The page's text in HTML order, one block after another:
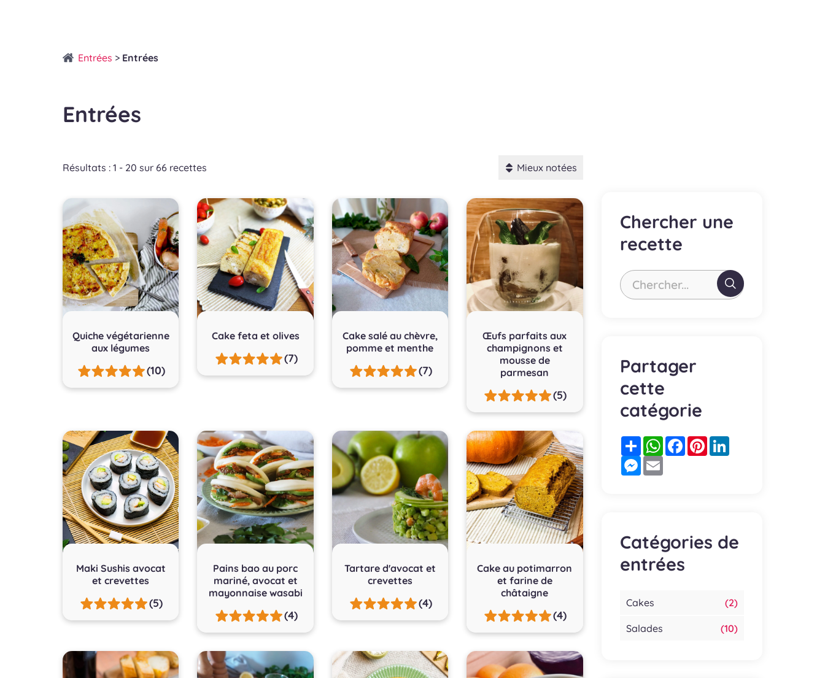
Entrées > Entrées
Entrées
Résultats : 1 - 20 sur 66 recettes Mieux notées
Quiche végétarienne
aux légumes
(10)
Cake feta et olives
(7)
Cake salé au chèvre,
pomme et menthe
(7)
Œufs parfaits aux
champignons et
mousse de
parmesan
(5)
Maki Sushis avocat
et crevettes
(5)
Pains bao au porc
mariné, avocat et
mayonnaise wasabi
(4)
Tartare d'avocat et
crevettes
(4)
Cake au potimarron
et farine de
châtaigne
(4)
Chercher une
recette
Chercher...
Partager
cette
catégorie
PartagerWhatsApp
Facebook
PinterestLinkedIn
Messenger
Email
Catégories de
entrées
Cakes (2)
Salades (10)